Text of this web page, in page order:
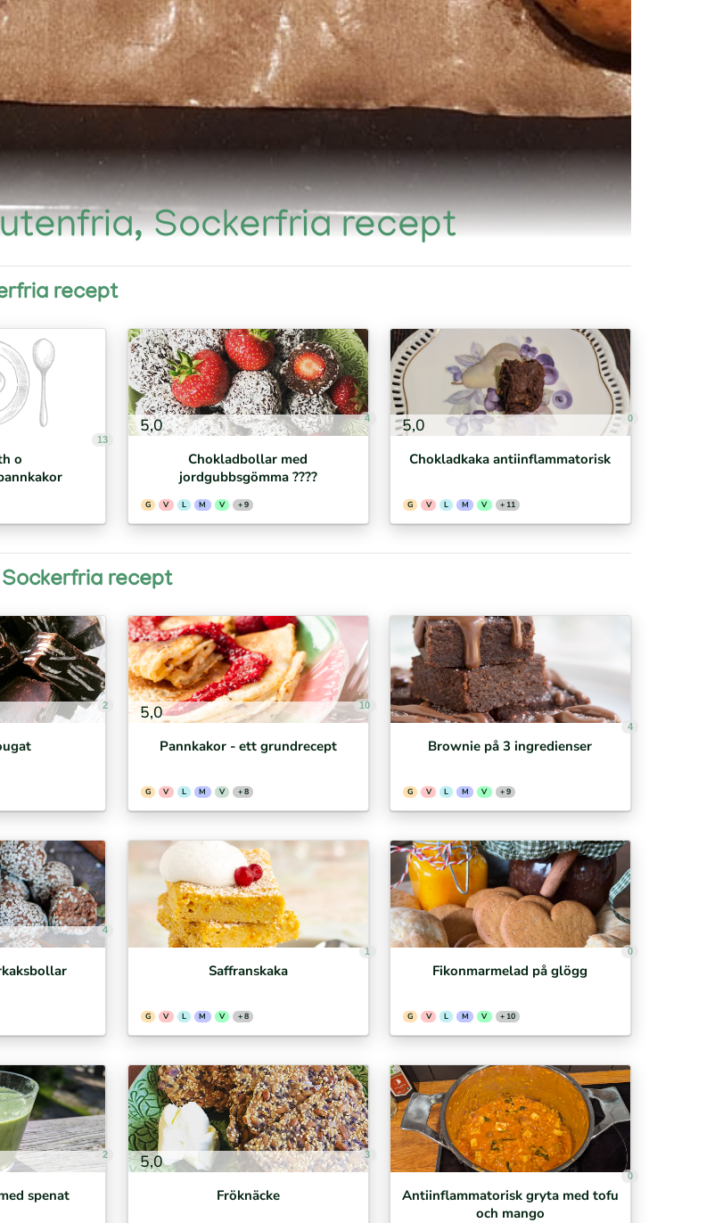
Sockerfria recept
recept
13
o
5,0 4
Chokladbollar med
jordgubbsgömma ????
G V L M V + 9
5,0 0
Chokladkaka antiinflammatorisk
G V L M V + 11
recept
2 5,0 10
Pannkakor - ett grundrecept
G V L M V + 8
4
Brownie på 3 ingredienser
G V L M V + 9
4
1
Saffranskaka
G V L M V + 8
0
Fikonmarmelad på glögg
G V L M V + 10
2
spenat
5,0 3
Fröknäcke
0
Antiinflammatorisk gryta med tofu
och mango